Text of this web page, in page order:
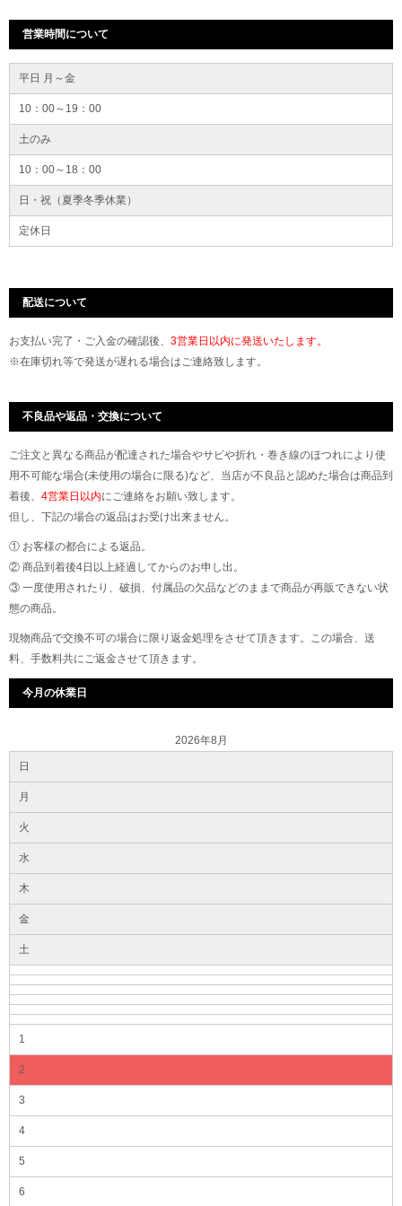
営業時間について
平日 月～金
10：00～19：00
土のみ
10：00～18：00
日・祝（夏季冬季休業）
定休日
配送について
お支払い完了・ご入金の確認後、 3営業日以内に発送いたします。
※在庫切れ等で発送が遅れる場合はご連絡致します。
不良品や返品・交換について
ご注文と異なる商品が配達された場合やサビや折れ・巻き線のほつれにより使
用不可能な場合(未使用の場合に限る)など、当店が不良品と認めた場合は商品到
着後、 4営業日以内にご連絡をお願い致します。
但し、下記の場合の返品はお受け出来ません。
① お客様の都合による返品。
② 商品到着後4日以上経過してからのお申し出。
③ 一度使用されたり、破損、付属品の欠品などのままで商品が再販できない状
態の商品。
現物商品で交換不可の場合に限り返金処理をさせて頂きます。この場合、送
料、手数料共にご返金させて頂きます。
今月の休業日
2026年8月
日
月
火
水
木
金
土
1
2
3
4
5
6